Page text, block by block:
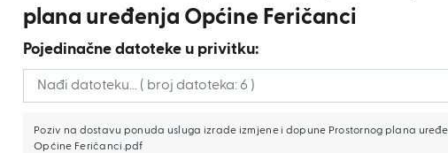
plana uređenja Općine Feričanci
Pojedinačne datoteke u privitku:
Poziv na dostavu ponuda usluga izrade izmjene i dopune Prostornog plana
Općine Feričanci.pdf